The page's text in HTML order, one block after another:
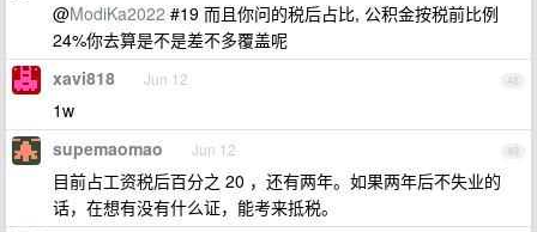
@ModiKa2022 #19 而且你问的税后占比, 公积金按税前比例
24%你去算是不是差不多覆盖呢
48
xavi818 Jun 12
1w
49
supemaomao Jun 12
目前占工资税后百分之 20 ，还有两年。如果两年后不失业的
话，在想有没有什么证，能考来抵税。